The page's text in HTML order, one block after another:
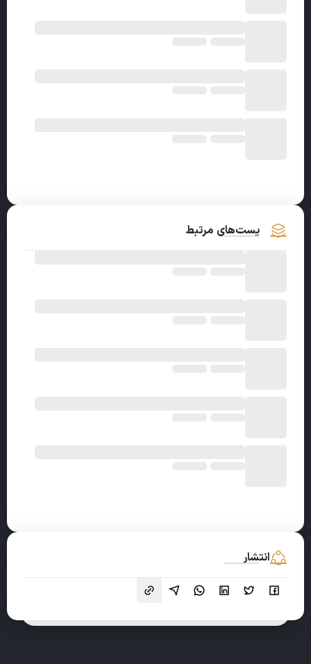
پست‌های مرتبط
انتشار